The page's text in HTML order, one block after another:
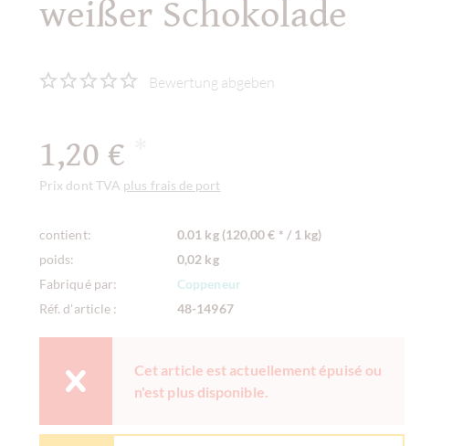
weißer Schokolade
Bewertung abgeben
1,20 €
Prix dont TVA plus frais de port
contient:
0.01 kg (120,00 € * / 1 kg)
poids:
0,02 kg
Fabriqué par:
Coppeneur
Réf. d'article :
48-14967
Cet article est actuellement épuisé ou
n'est plus disponible.